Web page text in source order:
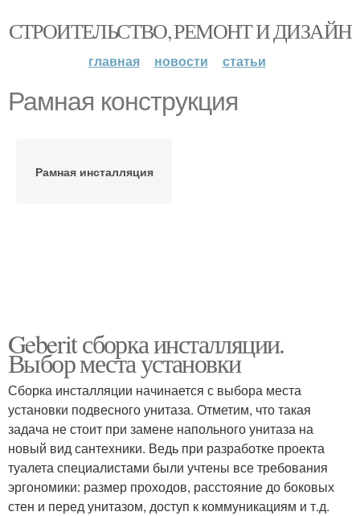
СТРОИТЕЛЬСТВО, РЕМОНТ И ДИЗАЙН
главная новости статьи
Рамная конструкция
Рамная инсталляция
Geberit сборка инсталляции.
Выбор места установки
Сборка инсталляции начинается с выбора места
установки подвесного унитаза. Отметим, что такая
задача не стоит при замене напольного унитаза на
новый вид сантехники. Ведь при разработке проекта
туалета специалистами были учтены все требования
эргономики: размер проходов, расстояние до боковых
стен и перед унитазом, доступ к коммуникациям и т.д.